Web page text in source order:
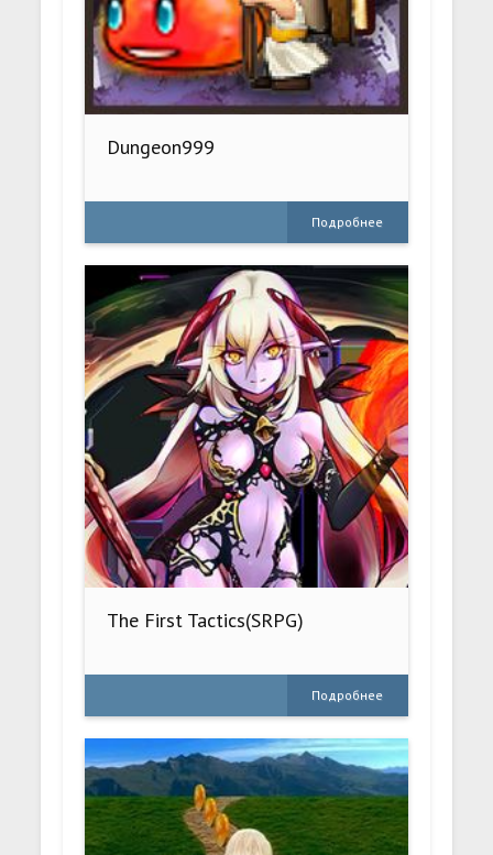
Dungeon999
Подробнее
The First Tactics(SRPG)
Подробнее